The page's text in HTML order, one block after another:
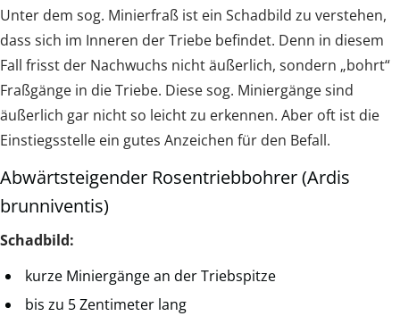
Unter dem sog. Minierfraß ist ein Schadbild zu verstehen,
dass sich im Inneren der Triebe befindet. Denn in diesem
Fall frisst der Nachwuchs nicht äußerlich, sondern „bohrt“
Fraßgänge in die Triebe. Diese sog. Miniergänge sind
äußerlich gar nicht so leicht zu erkennen. Aber oft ist die
Einstiegsstelle ein gutes Anzeichen für den Befall.
Abwärtsteigender Rosentriebbohrer (Ardis
brunniventis)
Schadbild:
kurze Miniergänge an der Triebspitze
bis zu 5 Zentimeter lang